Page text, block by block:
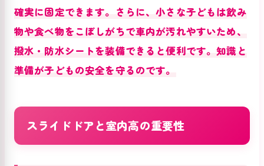
確実に固定できます。さらに、小さな子どもは飲み
物や食べ物をこぼしがちで車内が汚れやすいため、
撥水・防水シートを装備できると便利です。知識と
準備が子どもの安全を守るのです。
スライドドアと室内高の重要性